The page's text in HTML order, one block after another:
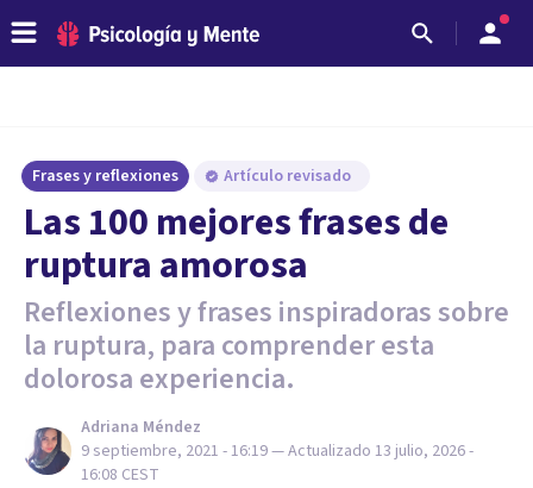
Frases y reflexiones Artículo revisado
Las 100 mejores frases de
ruptura amorosa
Reflexiones y frases inspiradoras sobre
la ruptura, para comprender esta
dolorosa experiencia.
Adriana Méndez
9 septiembre, 2021 - 16:19— Actualizado 13 julio, 2026 -
16:08 CEST